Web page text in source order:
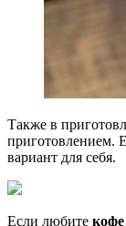
Также в
приготовлением.
вариант для себя.
Если любите